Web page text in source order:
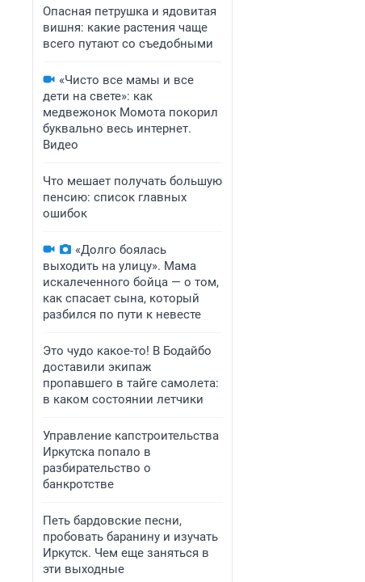
Опасная петрушка и ядовитая
вишня: какие растения чаще
всего путают со съедобными
«Чисто все мамы и все
дети на свете»: как
медвежонок Момота покорил
буквально весь интернет.
Видео
Что мешает получать большую
пенсию: список главных
ошибок
«Долго боялась
выходить на улицу». Мама
искалеченного бойца — о том,
как спасает сына, который
разбился по пути к невесте
Это чудо какое-то! В Бодайбо
доставили экипаж
пропавшего в тайге самолета:
в каком состоянии летчики
Управление капстроительства
Иркутска попало в
разбирательство о
банкротстве
Петь бардовские песни,
пробовать баранину и изучать
Иркутск. Чем еще заняться в
эти выходные